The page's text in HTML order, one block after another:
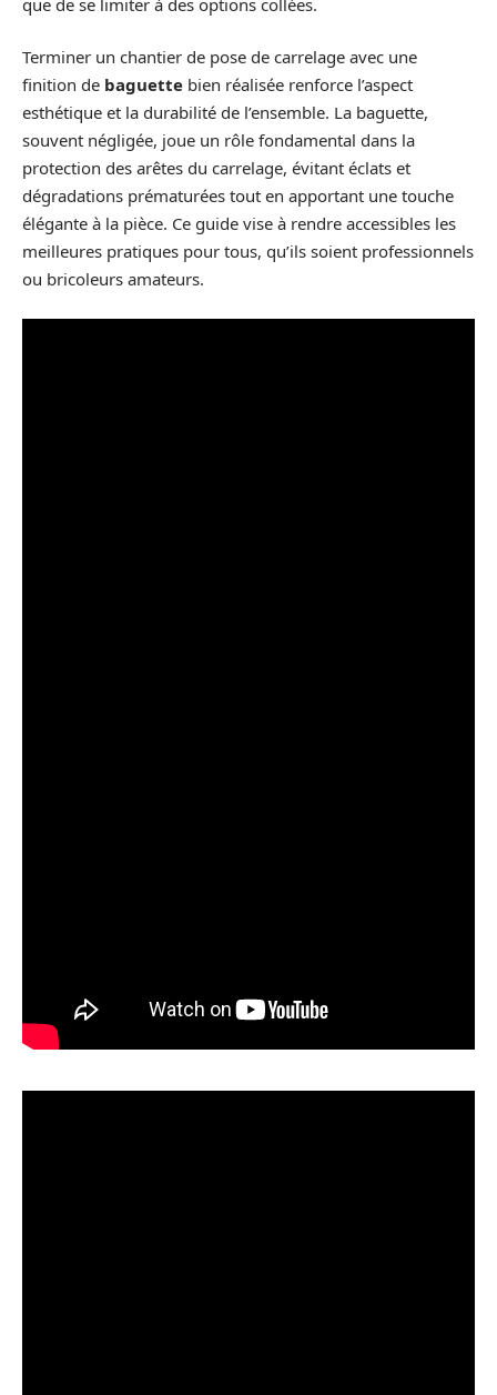
Terminer un chantier de pose de carrelage avec une
finition de baguette bien réalisée renforce l’aspect
esthétique et la durabilité de l’ensemble. La baguette,
souvent négligée, joue un rôle fondamental dans la
protection des arêtes du carrelage, évitant éclats et
dégradations prématurées tout en apportant une touche
élégante à la pièce. Ce guide vise à rendre accessibles les
meilleures pratiques pour tous, qu’ils soient professionnels
ou bricoleurs amateurs.